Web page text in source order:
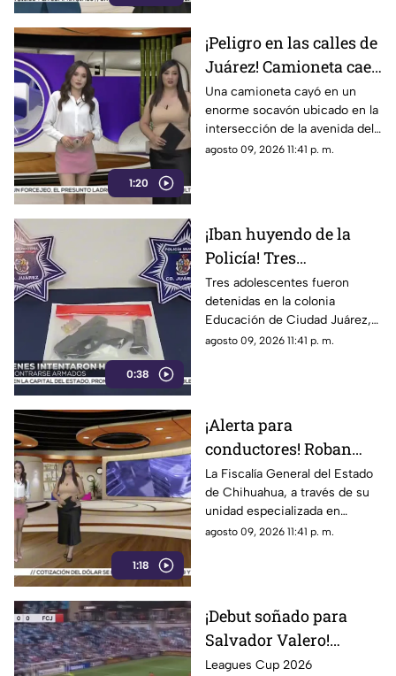
1:20
¡Peligro en las calles de
Juárez! Camioneta cae
en enorme socavón
tras las lluvias y
autoridades cierran la
zona
Una camioneta cayó en un
enorme socavón ubicado en la
intersección de la avenida del
Charro y la avenida de la Raza
agosto 09, 2026 11:41 p. m.
0:38
¡Iban huyendo de la
Policía! Tres
adolescentes son
detenidas en Juárez y
descubren un arma
oculta en la guantera
Tres adolescentes fueron
detenidas en la colonia
Educación de Ciudad Juárez,
Chihuahua, luego de
agosto 09, 2026 11:41 p. m.
1:18
¡Alerta para
conductores! Roban
vehículos en
Chihuahua, pero no
para quedárselos: este
es su verdadero
La Fiscalía General del Estado
de Chihuahua, a través de su
unidad especializada en
investigación de robo de
agosto 09, 2026 11:41 p. m.
¡Debut soñado para
Salvador Valero!
Bravos de Juárez
Leagues Cup 2026